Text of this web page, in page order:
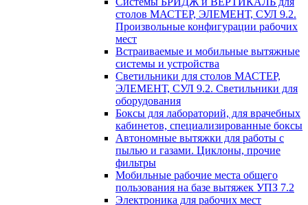
столов МАСТЕР, ЭЛЕМЕНТ, СУЛ 9.2.
Произвольные конфигурации рабочих
мест
Встраиваемые и мобильные вытяжные
системы и устройства
Светильники для столов МАСТЕР,
ЭЛЕМЕНТ, СУЛ 9.2. Светильники для
оборудования
Боксы для лабораторий, для врачебных
кабинетов, специализированные боксы
Автономные вытяжки для работы с
пылью и газами. Циклоны, прочие
фильтры
Мобильные рабочие места общего
пользования на базе вытяжек УПЗ 7.2
Электроника для рабочих мест